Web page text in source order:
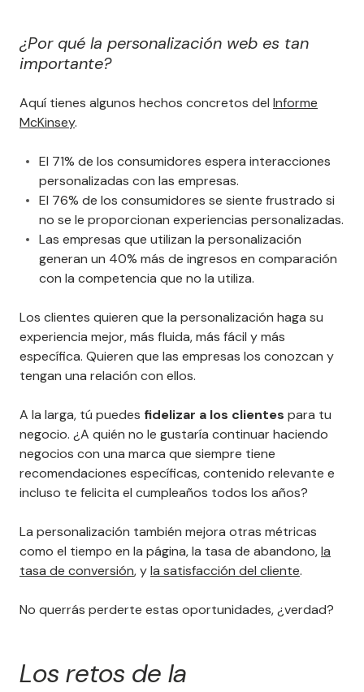
¿Por qué la personalización web es tan
importante?
Aquí tienes algunos hechos concretos del Informe
McKinsey.
El 71% de los consumidores espera interacciones
personalizadas con las empresas.
El 76% de los consumidores se siente frustrado si
no se le proporcionan experiencias personalizadas.
Las empresas que utilizan la personalización
generan un 40% más de ingresos en comparación
con la competencia que no la utiliza.
Los clientes quieren que la personalización haga su
experiencia mejor, más fluida, más fácil y más
específica. Quieren que las empresas los conozcan y
tengan una relación con ellos.
A la larga, tú puedes fidelizar a los clientes para tu
negocio. ¿A quién no le gustaría continuar haciendo
negocios con una marca que siempre tiene
recomendaciones específicas, contenido relevante e
incluso te felicita el cumpleaños todos los años?
La personalización también mejora otras métricas
como el tiempo en la página, la tasa de abandono,la
tasa de conversión, yla satisfacción del cliente.
No querrás perderte estas oportunidades, ¿verdad?
Los retos de la